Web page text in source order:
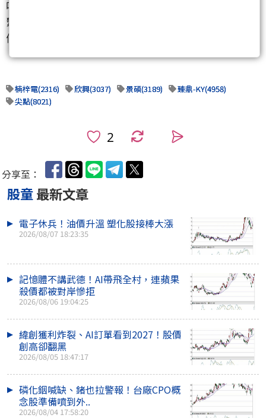
喊得大聲、股價卻開始各走各的，那投資人就要記得
繫好安全帶，畢竟股市最會的，就是在人最興奮的時
候突然急煞。
楠梓電(2316) 欣興(3037) 景碩(3189)
臻鼎-KY(4958)
尖點(8021)
分享至：
股童最新文章
電子休兵！油價升溫 塑化股接棒大漲
2026/08/07 18:23:35
記憶體不講武德！AI帶飛全村，連蘋果
殺價都被對岸慘拒
2026/08/06 19:04:25
緯創獲利炸裂、AI訂單看到2027！股價
創高卻翻黑
2026/08/05 18:47:17
磷化銦喊缺、鍺也拉警報！台廠CPO概
念股準備噴到外..
2026/08/04 17:58:20